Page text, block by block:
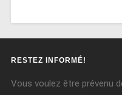
RESTEZ INFORMÉ!
Vous voulez être prévenu